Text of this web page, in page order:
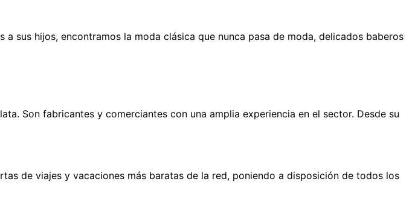
sus hijos, encontramos la moda clásica que nunca pasa de moda, delicados baberos
Son fabricantes y comerciantes con una amplia experiencia en el sector. Desde su
de viajes y vacaciones más baratas de la red, poniendo a disposición de todos los